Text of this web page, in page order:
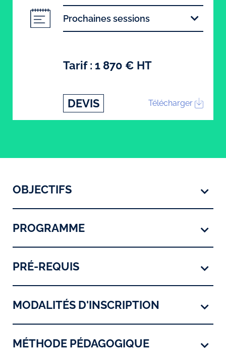
Prochaines sessions
Tarif : 1 870 € HT
DEVIS Télécharger
OBJECTIFS
PROGRAMME
PRÉ-REQUIS
MODALITÉS D'INSCRIPTION
MÉTHODE PÉDAGOGIQUE